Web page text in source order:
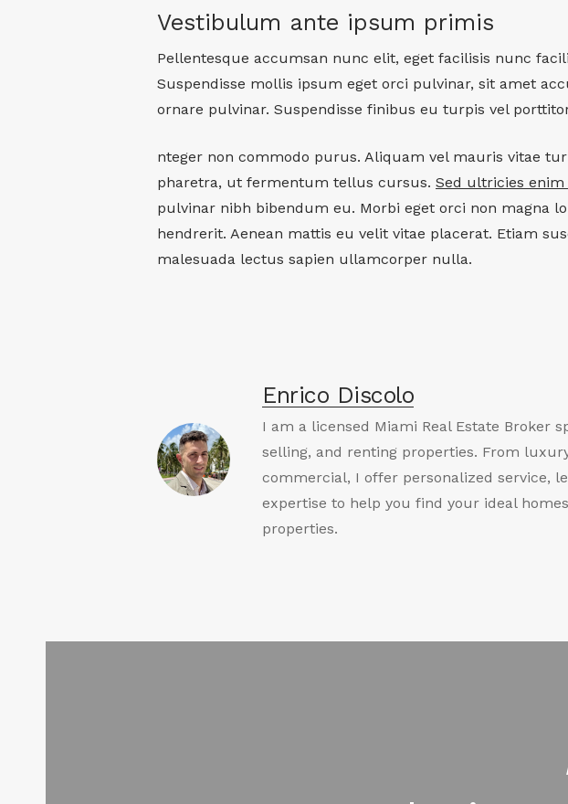
Vestibulum ante ipsum primis
Pellentesque accumsan nunc elit, eget facilisis nunc
Suspendisse mollis ipsum eget orci pulvinar, sit amet
ornare pulvinar. Suspendisse finibus eu turpis vel
nteger non commodo purus. Aliquam vel mauris vitae
pharetra, ut fermentum tellus cursus. Sed ultricies
pulvinar nibh bibendum eu. Morbi eget orci non magna
hendrerit. Aenean mattis eu velit vitae placerat. Etiam
malesuada lectus sapien ullamcorper nulla.
Enrico Discolo
I am a licensed Miami Real Estate Broker
selling, and renting properties. From
commercial, I offer personalized service,
expertise to help you find your ideal
properties.